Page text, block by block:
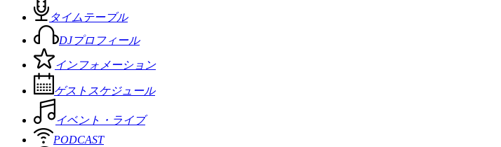
タイムテーブル
DJプロフィール
インフォメーション
ゲストスケジュール
イベント・ライブ
PODCAST